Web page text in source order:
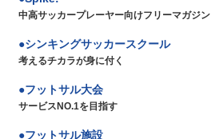
中高サッカープレーヤー向けフリーマガジン
シンキングサッカースクール
考えるチカラが身に付く
フットサル大会
サービスNO.1を目指す
フットサル施設